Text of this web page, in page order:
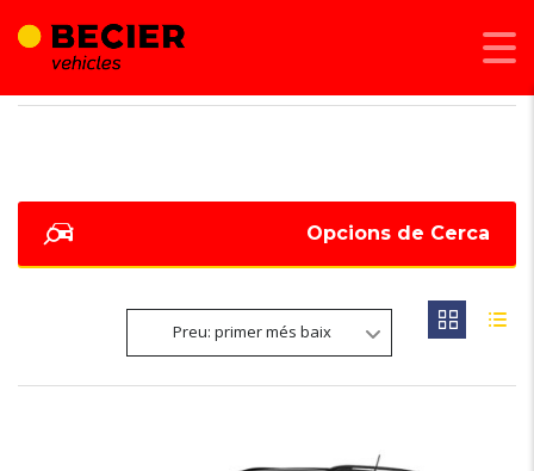
Opcions de Cerca
Preu: primer més baix